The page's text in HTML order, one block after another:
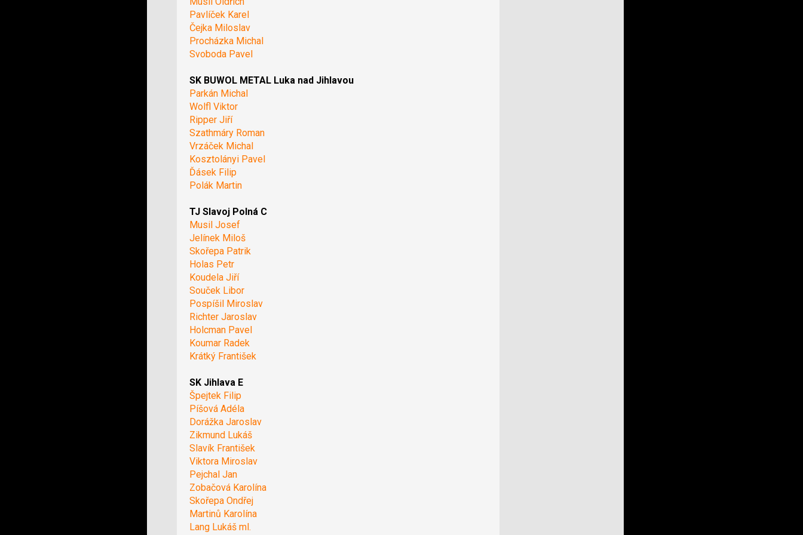
Pavlíček Karel
Čejka Miloslav
Procházka Michal
Svoboda Pavel
SK BUWOL METAL Luka nad Jihlavou
Parkán Michal
Wolfl Viktor
Ripper Jiří
Szathmáry Roman
Vrzáček Michal
Kosztolányi Pavel
Ďásek Filip
Polák Martin
TJ Slavoj Polná C
Musil Josef
Jelínek Miloš
Skořepa Patrik
Holas Petr
Koudela Jiří
Souček Libor
Pospíšil Miroslav
Richter Jaroslav
Holcman Pavel
Koumar Radek
Krátký František
SK Jihlava E
Špejtek Filip
Píšová Adéla
Dorážka Jaroslav
Zikmund Lukáš
Slavík František
Viktora Miroslav
Pejchal Jan
Zobačová Karolína
Skořepa Ondřej
Martinů Karolína
Lang Lukáš ml.